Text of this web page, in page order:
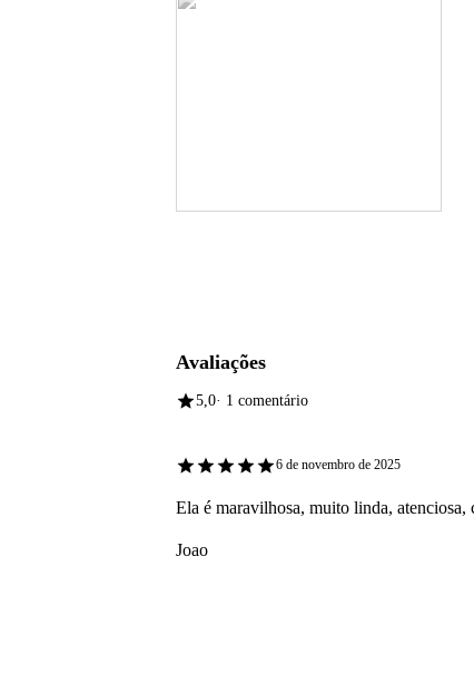
Avaliações
5,0· 1 comentário
6 de novembro de 2025
Ela é maravilhosa, muito linda, atenciosa,
Joao